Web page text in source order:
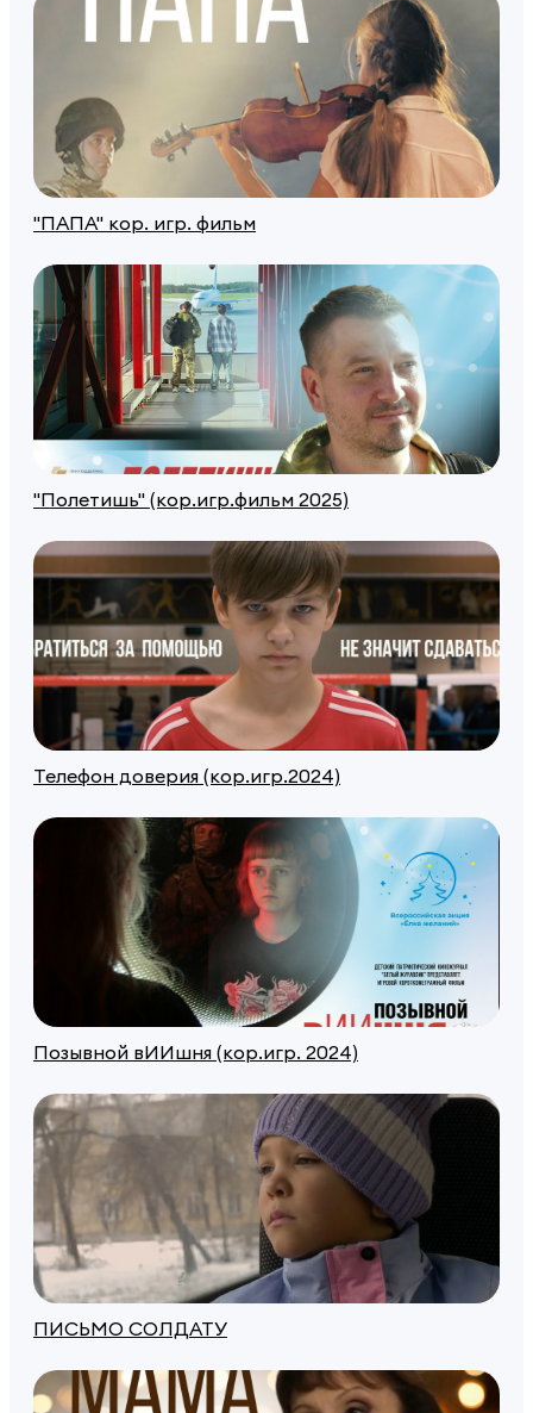
"ПАПА" кор. игр. фильм
"Полетишь" (кор.игр.фильм 2025)
Телефон доверия (кор.игр.2024)
Позывной вИИшня (кор.игр. 2024)
ПИСЬМО СОЛДАТУ